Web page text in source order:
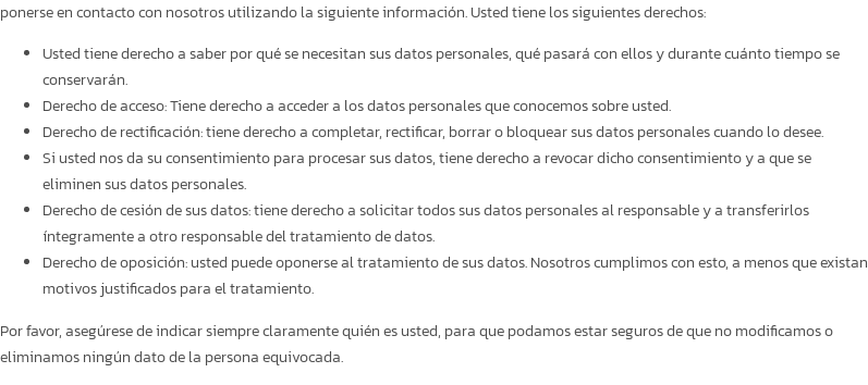
ponerse en contacto con nosotros utilizando la siguiente información. Usted tiene los siguientes derechos:
Usted tiene derecho a saber por qué se necesitan sus datos personales, qué pasará con ellos y durante cuánto tiempo se
conservarán.
Derecho de acceso: Tiene derecho a acceder a los datos personales que conocemos sobre usted.
Derecho de rectificación: tiene derecho a completar, rectificar, borrar o bloquear sus datos personales cuando lo desee.
Si usted nos da su consentimiento para procesar sus datos, tiene derecho a revocar dicho consentimiento y a que se
eliminen sus datos personales.
Derecho de cesión de sus datos: tiene derecho a solicitar todos sus datos personales al responsable y a transferirlos
íntegramente a otro responsable del tratamiento de datos.
Derecho de oposición: usted puede oponerse al tratamiento de sus datos. Nosotros cumplimos con esto, a menos que existan
motivos justificados para el tratamiento.
Por favor, asegúrese de indicar siempre claramente quién es usted, para que podamos estar seguros de que no modificamos o
eliminamos ningún dato de la persona equivocada.